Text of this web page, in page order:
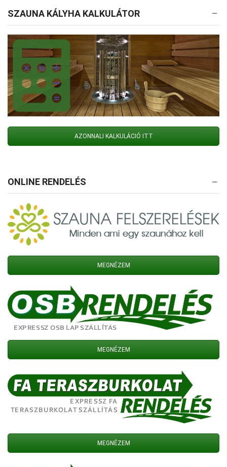
SZAUNA KÁLYHA KALKULÁTOR
AZONNALI KALKULÁCIÓ ITT
ONLINE RENDELÉS
MEGNÉZEM
MEGNÉZEM
MEGNÉZEM